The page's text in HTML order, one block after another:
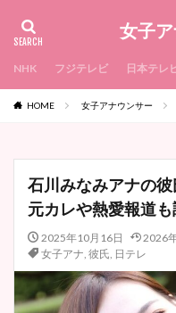
女子
NHK フジテレビ 日本テレ
HOME 女子アナウンサー
石川みなみアナの
元カレや熱愛報道も
2025年10月16日 2026
女子アナ, 彼氏, 日テレ